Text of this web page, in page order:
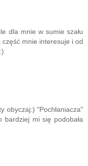
dla mnie w sumie szału
część mnie interesuje i od
obyczaj:) "Pochłaniacza"
bardziej mi się podobała